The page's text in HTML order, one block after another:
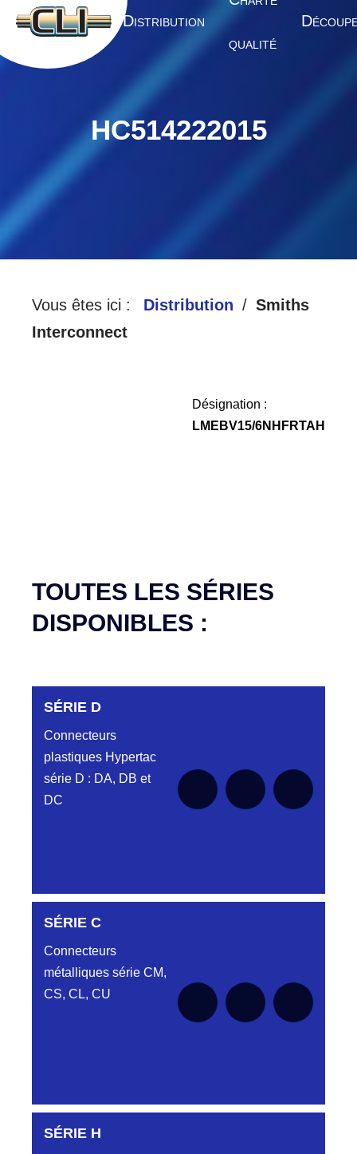
A CCUEIL DISTRIBUTION
QUALITÉ
D
HC514222015
Vous êtes ici : Distribution
Smiths
Interconnect
Désignation :
LMEBV15/6NHFRTAH
TOUTES LES SÉRIES
DISPONIBLES :
SÉRIE D
Connecteurs
plastiques Hypertac
série D : DA, DB et
DC
Aucune pièce disponible pour cette série pour
SÉRIE C
Connecteurs
métalliques série CM,
CS, CL, CU
Aucune pièce disponible pour cette série pour
SÉRIE H